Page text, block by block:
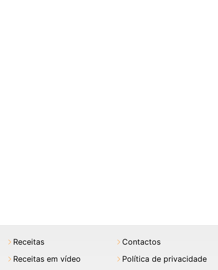
Receitas
Receitas em vídeo
Contactos
Política de privacidade